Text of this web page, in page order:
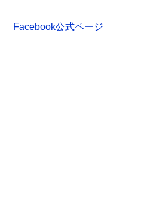
Facebook公式ページ